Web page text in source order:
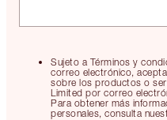
Sujeto a Términos y
correo electrónico,
sobre los productos o
Limited por correo
Para obtener más
personales, consulta